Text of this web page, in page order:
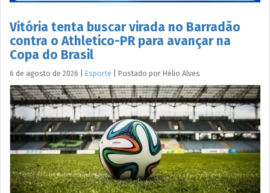
Vitória tenta buscar virada no Barradão
contra o Athletico-PR para avançar na
Copa do Brasil
6 de agosto de 2026 Esporte Postado por Hélio Alves